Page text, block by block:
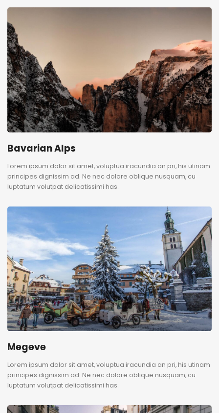
Bavarian Alps
Lorem ipsum dolor sit amet, voluptua iracundia an pri, his utinam
principes dignissim ad. Ne nec dolore oblique nusquam, cu
luptatum volutpat delicatissimi has.
Megeve
Lorem ipsum dolor sit amet, voluptua iracundia an pri, his utinam
principes dignissim ad. Ne nec dolore oblique nusquam, cu
luptatum volutpat delicatissimi has.